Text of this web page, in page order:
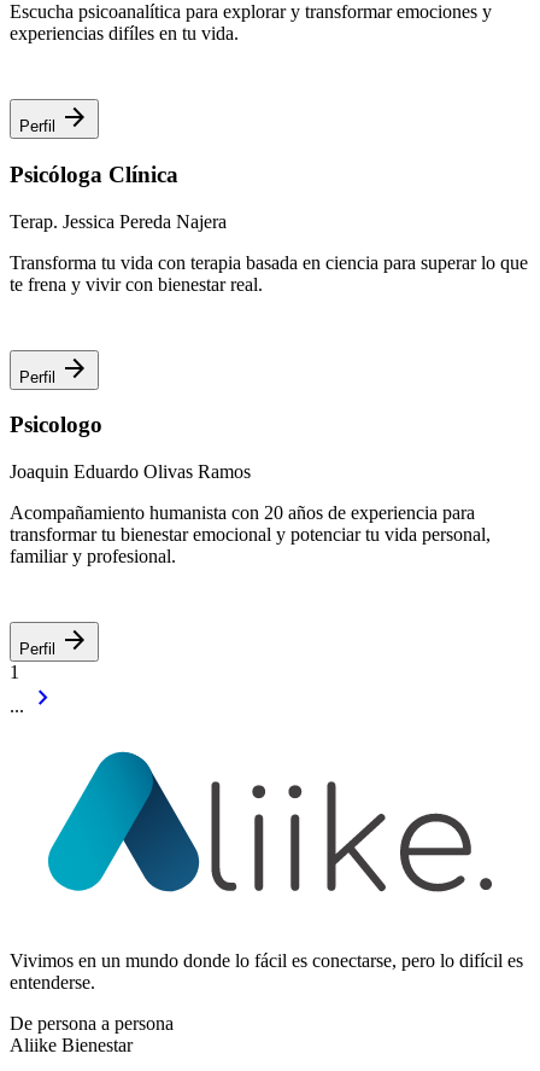
Escucha psicoanalítica para explorar y transformar emociones y
experiencias difíles en tu vida.
Perfil arrow_forward
Psicóloga Clínica
Terap. Jessica Pereda Najera
Transforma tu vida con terapia basada en ciencia para superar lo que
te frena y vivir con bienestar real.
Perfil arrow_forward
Psicologo
Joaquin Eduardo Olivas Ramos
Acompañamiento humanista con 20 años de experiencia para
transformar tu bienestar emocional y potenciar tu vida personal,
familiar y profesional.
Perfil arrow_forward
1
...
chevron_right
Vivimos en un mundo donde lo fácil es conectarse, pero lo difícil es
entenderse.
De persona a persona
Aliike Bienestar